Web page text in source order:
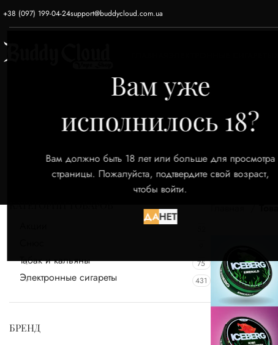
Вам уже
исполнилось 18?
Вам должно быть 18 лет или больше для просмотра
страницы. Пожалуйста, подтвердите свой возраст,
чтобы войти.
ДАНЕТ
+38 (097) 199-04-24support@buddycloud.com.ua
Табак и кальяны 75
Электронные сигареты 431
БРЕНД